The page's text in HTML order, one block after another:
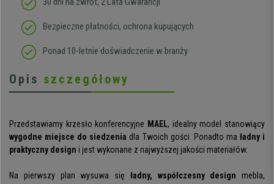
Bezpieczne płatności, ochrona kupujących
Ponad 10-letnie doświadczenie w branży
Opis szczegółowy
Przedstawiamy krzesło konferencyjne MAEL, idealny model stanowiący
wygodne miejsce do siedzenia dla Twoich gości. Ponadto ma ładny i
praktyczny design i jest wykonane z najwyższej jakości materiałów.
Na pierwszy plan wysuwa się ładny, współczesny design mebla,